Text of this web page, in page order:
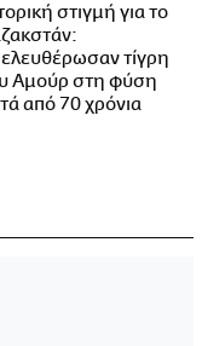
στιγμή για το
τίγρη
Αμούρ στη φύση
από 70 χρόνια